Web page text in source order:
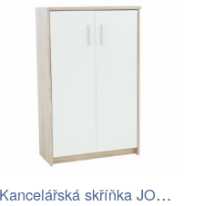
Kancelářská skříňka JOHAN NEW 13 Tempo…